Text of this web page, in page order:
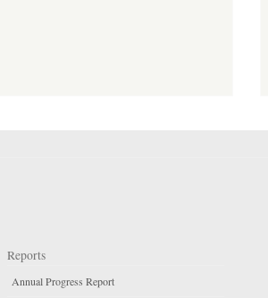
Reports
Annual Progress Report